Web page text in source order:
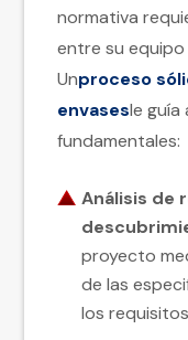
normativa
entre su
Unproceso
envasesle guía
fundamentales:
Análisis de
proyecto
de las
los